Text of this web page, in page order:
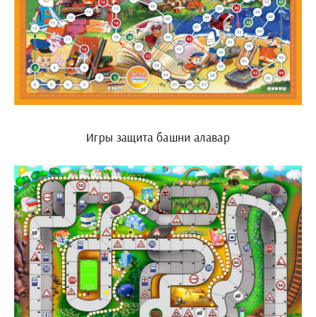
Игры защита башни алавар